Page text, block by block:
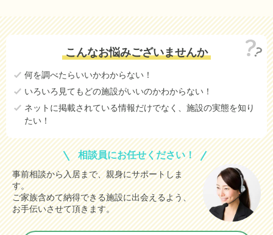
こんなお悩みございませんか
何を調べたらいいかわからない！
いろいろ見てもどの施設がいいのかわからない！
ネットに掲載されている情報だけでなく、施設の実態を知り
たい！
相談員にお任せください！
事前相談から入居まで、親身にサポートしま
す。
ご家族含めて納得できる施設に出会えるよう、
お手伝いさせて頂きます。